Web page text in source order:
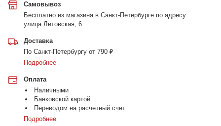
Самовывоз
Бесплатно из магазина в Санкт-Петербурге по адресу
улица Литовская, 6
Доставка
По Санкт-Петербургу от 790 ₽
Подробнее
Оплата
Наличными
Банковской картой
Переводом на расчетный счет
Подробнее